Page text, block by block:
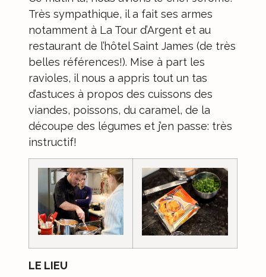
Très sympathique, il a fait ses armes
notamment à La Tour d’Argent et au
restaurant de l’hôtel Saint James (de très
belles références!). Mise à part les
ravioles, il nous a appris tout un tas
d’astuces à propos des cuissons des
viandes, poissons, du caramel, de la
découpe des légumes et j’en passe: très
instructif!
LE LIEU